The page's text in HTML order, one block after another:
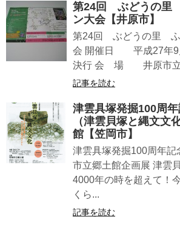
第24回 ぶどうの里
ン大会【井原市】
第24回 ぶどうの里 ふ
会 開催日 平成27年9
決行 会 場 井原市立
記事を読む
津雲具塚発掘100周
（津雲貝塚と縄文文
館【笠岡市】
津雲具塚発掘100周年記
市立郷土館企画展 津雲
4000年の時を超えて！
くら...
記事を読む